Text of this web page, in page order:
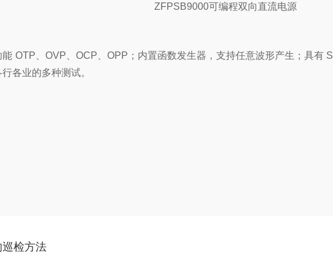
ZFPSB9000可编程双向直流电源
OTP、OVP、OCP、OPP；内置函数发生器，支持任意波形产生；具
各业的多种测试。
检方法